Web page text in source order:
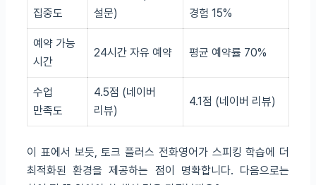
집중도
설문)
경험 15%
예약 가능
시간
24시간 자유 예약 평균 예약률 70%
수업
만족도
4.5점 (네이버
리뷰)
4.1점 (네이버 리뷰)
이 표에서 보듯, 토크 플러스 전화영어가 스피킹 학습에 더
최적화된 환경을 제공하는 점이 명확합니다. 다음으로는